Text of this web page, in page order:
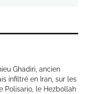
Ghadiri, ancien
infiltré en Iran, sur les
Polisario, le Hezbollah